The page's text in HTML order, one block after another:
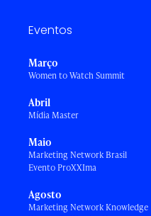
Eventos
Março
Women to Watch Summit
Abril
Mídia Master
Maio
Marketing Network Brasil
Evento ProXXIma
Agosto
Marketing Network Knowledge